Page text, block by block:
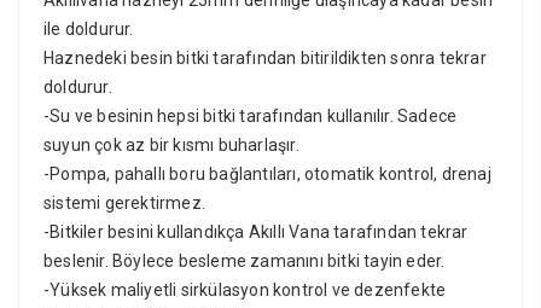
ile doldurur.
Haznedeki besin bitki tarafından bitirildikten sonra tekrar
doldurur.
-Su ve besinin hepsi bitki tarafından kullanılır. Sadece
suyun çok az bir kısmı buharlaşır.
-Pompa, pahallı boru bağlantıları, otomatik kontrol, drenaj
sistemi gerektirmez.
-Bitkiler besini kullandıkça Akıllı Vana tarafından tekrar
beslenir. Böylece besleme zamanını bitki tayin eder.
-Yüksek maliyetli sirkülasyon kontrol ve dezenfekte